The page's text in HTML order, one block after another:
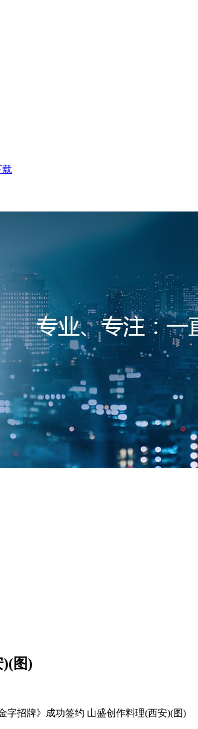
载
)(图)
字招牌》成功签约 山盛创作料理(西安)(图)